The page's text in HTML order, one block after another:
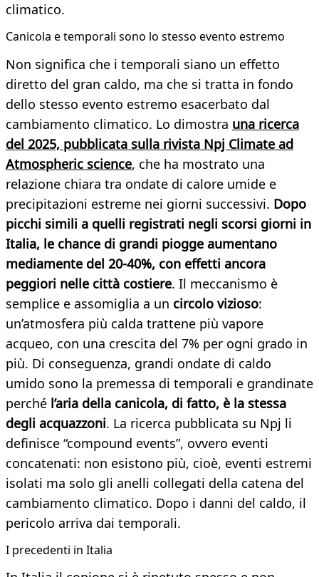
climatico.
Canicola e temporali sono lo stesso evento estremo
Non significa che i temporali siano un effetto
diretto del gran caldo, ma che si tratta in fondo
dello stesso evento estremo esacerbato dal
cambiamento climatico. Lo dimostra una ricerca
del 2025, pubblicata sulla rivista Npj Climate ad
Atmospheric science, che ha mostrato una
relazione chiara tra ondate di calore umide e
precipitazioni estreme nei giorni successivi. Dopo
picchi simili a quelli registrati negli scorsi giorni in
Italia, le chance di grandi piogge aumentano
mediamente del 20-40%, con effetti ancora
peggiori nelle città costiere. Il meccanismo è
semplice e assomiglia a un circolo vizioso:
un’atmosfera più calda trattene più vapore
acqueo, con una crescita del 7% per ogni grado in
più. Di conseguenza, grandi ondate di caldo
umido sono la premessa di temporali e grandinate
perché l’aria della canicola, di fatto, è la stessa
degli acquazzoni. La ricerca pubblicata su Npj li
definisce “compound events”, ovvero eventi
concatenati: non esistono più, cioè, eventi estremi
isolati ma solo gli anelli collegati della catena del
cambiamento climatico. Dopo i danni del caldo, il
pericolo arriva dai temporali.
I precedenti in Italia